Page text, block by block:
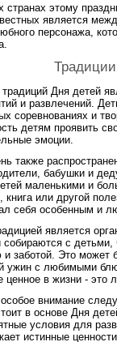
странах этому
является
персонажа,
Дня детей
и развлечений.
соревнованиях и
детям проявить
эмоции.
также
бабушки и
маленькими и
книга или другой
себя особенным и
является
собираются с
и заботой. Это может
ужин с любимыми
ценное в жизни - это
особое внимание
в основе Дня
условия для
истинные